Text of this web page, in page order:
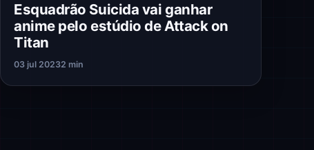
Esquadrão Suicida vai ganhar
anime pelo estúdio de Attack on
Titan
03 jul 20232 min